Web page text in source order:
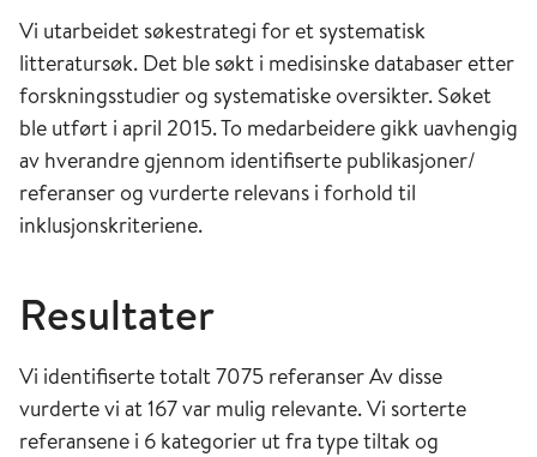
Vi utarbeidet søkestrategi for et systematisk
litteratursøk. Det ble søkt i medisinske databaser etter
forskningsstudier og systematiske oversikter. Søket
ble utført i april 2015. To medarbeidere gikk uavhengig
av hverandre gjennom identifiserte publikasjoner/
referanser og vurderte relevans i forhold til
inklusjonskriteriene.
Resultater
Vi identifiserte totalt 7075 referanser Av disse
vurderte vi at 167 var mulig relevante. Vi sorterte
referansene i 6 kategorier ut fra type tiltak og